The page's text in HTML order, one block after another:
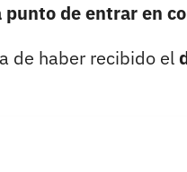
punto de entrar en
de haber recibido el